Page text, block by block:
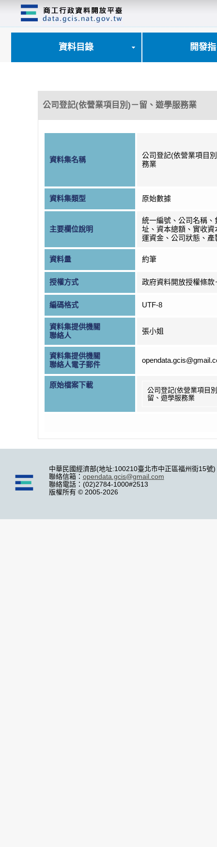
資料目錄 開發
公司登記(依營業項目別)－留、遊學服務業
資料集名稱
公司登記(依營業項目
務業
資料集類型 原始數據
主要欄位說明
統一編號、公司名稱、
址、資本總額、實收資
運資金、公司狀態、產
資料量 約筆
授權方式 政府資料開放授權條款
編碼格式 UTF-8
資料集提供機關
聯絡人
張小姐
資料集提供機關
聯絡人電子郵件
原始檔案下載
公司登記(依營業項目
留、遊學服務業
中華民國經濟部(地址:100210臺北市中正區福州街15號)
聯絡信箱： opendata.gcis@gmail.com
聯絡電話：(02)2784-1000#2513
版權所有 © 2005-2026